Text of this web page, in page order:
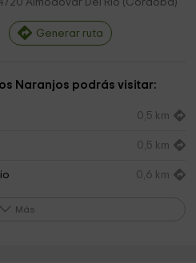
Almodovar Del Rio (Córdoba)
Generar ruta
Naranjos podrás visitar:
0,5 km
0,5 km
0,6 km
Más